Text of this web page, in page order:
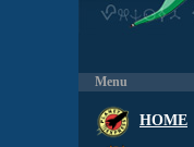
Menu
HOME